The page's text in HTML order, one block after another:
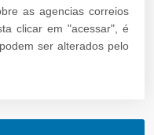
as agencias correios
clicar em "acessar", é
ser alterados pelo